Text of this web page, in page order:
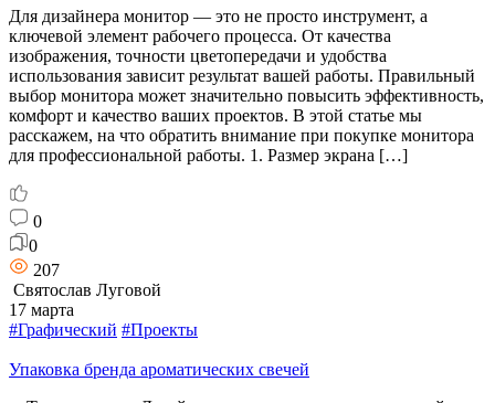
Для дизайнера монитор — это не просто инструмент, а
ключевой элемент рабочего процесса. От качества
изображения, точности цветопередачи и удобства
использования зависит результат вашей работы. Правильный
выбор монитора может значительно повысить эффективность,
комфорт и качество ваших проектов. В этой статье мы
расскажем, на что обратить внимание при покупке монитора
для профессиональной работы. 1. Размер экрана […]
0
0
207
Святослав Луговой
17 марта
#Графический #Проекты
Упаковка бренда ароматических свечей